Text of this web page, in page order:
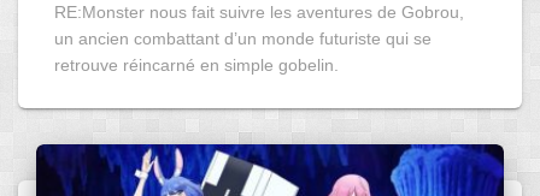
RE:Monster nous fait suivre les aventures de Gobrou,
un ancien combattant d’un monde futuriste qui se
retrouve réincarné en simple gobelin.